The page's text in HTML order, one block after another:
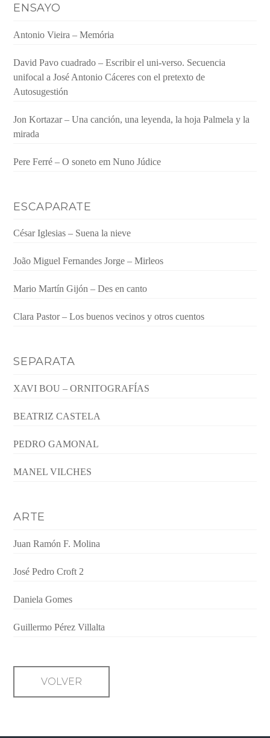
ENSAYO
Antonio Vieira – Memória
David Pavo cuadrado – Escribir el uni-verso. Secuencia
unifocal a José Antonio Cáceres con el pretexto de
Autosugestión
Jon Kortazar – Una canción, una leyenda, la hoja Palmela y la
mirada
Pere Ferré – O soneto em Nuno Júdice
ESCAPARATE
César Iglesias – Suena la nieve
João Miguel Fernandes Jorge – Mirleos
Mario Martín Gijón – Des en canto
Clara Pastor – Los buenos vecinos y otros cuentos
SEPARATA
XAVI BOU – ORNITOGRAFÍAS
BEATRIZ CASTELA
PEDRO GAMONAL
MANEL VILCHES
ARTE
Juan Ramón F. Molina
José Pedro Croft 2
Daniela Gomes
Guillermo Pérez Villalta
VOLVER